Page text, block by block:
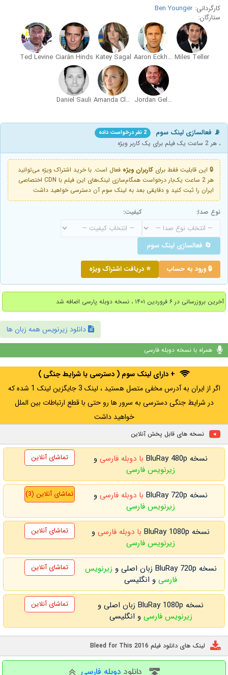
کارگردانی: Ben Younger
ستارگان:
Miles Teller
Aaron Eckhart
Katey Sagal
Ciarán Hinds
Ted Levine
Jordan Gelber
Amanda Clayton
Daniel Sauli
📡 فعالسازی لینک سوم 2 نفر درخواست داده
، هر 2 ساعت یک فیلم برای یک کاربر ویژه
🔒 این قابلیت فقط برای کاربران ویژه فعال است. با خرید اشتراک ویژه می‌توانید
هر 2 ساعت یک‌بار درخواست همگام‌سازی لینک‌های این فیلم با CDN اختصاصی
ایران را ثبت کنید و دقایقی بعد به لینک سوم آن دسترسی خواهید داشت
نوع صدا: کیفیت:
🔄 فعالسازی لینک سوم
🔒 ورود به حساب ⭐ دریافت اشتراک ویژه
آخرین بروزرسانی در ۶ فروردین ۱۴۰۱ ، نسخه دوبله پارسی اضافه شد
دانلود زیرنویس همه زبان ها
همراه با نسخه دوبله فارسی
+ دارای لینک سوم ( دسترسی با شرایط جنگی )
اگر از ایران به آدرس مخفی متصل هستید ، لینک 3 جایگزین لینک 1 شده که
در شرایط جنگی دسترسی به سرور ها رو حتی با قطع ارتباطات بین الملل
خواهید داشت
نسخه های قابل پخش آنلاین
نسخه BluRay 480p با دوبله فارسیو
زیرنویس فارسی
تماشای آنلاین
نسخه BluRay 720p با دوبله فارسیو
زیرنویس فارسی
تماشای آنلاین (3)
نسخه BluRay 1080p با دوبله فارسیو
زیرنویس فارسی
تماشای آنلاین
نسخه BluRay 720p زبان اصلی و
زیرنویس
فارسیو انگلیسی
تماشای آنلاین
نسخه BluRay 1080p زبان اصلی و
زیرنویس فارسی و انگلیسی
تماشای آنلاین
لینک های دانلود فیلم Bleed for This 2016
دانلود دوبله فارسی